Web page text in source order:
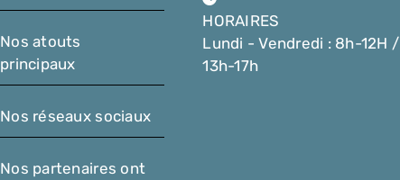
Nos atouts
principaux
Nos réseaux sociaux
Nos partenaires ont
HORAIRES
Lundi - Vendredi : 8h-12H /
13h-17h